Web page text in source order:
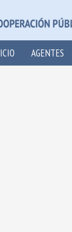
AGENTES